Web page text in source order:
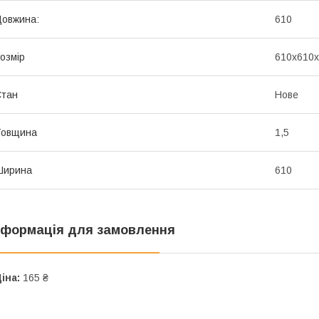
610
Нове
1,5
610
для замовлення
165 ₴